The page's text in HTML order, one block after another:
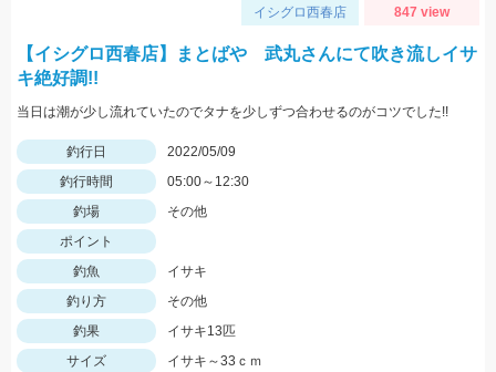
イシグロ西春店 847 view
【イシグロ西春店】まとばや 武丸さんにて吹き流しイサ
キ絶好調!!
当日は潮が少し流れていたのでタナを少しずつ合わせるのがコツでした!!
釣行日
2022/05/09
釣行時間
05:00～12:30
釣場
その他
ポイント
釣魚
イサキ
釣り方
その他
釣果
イサキ13匹
サイズ
イサキ～33ｃｍ